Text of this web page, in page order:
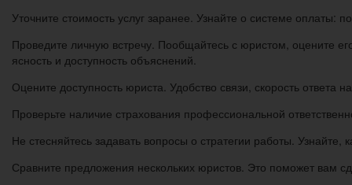
Уточните стоимость услуг заранее. Узнайте о системе оплаты:
Проведите личную встречу. Пообщайтесь с юристом, оцените
ясность и доступность объяснений.
Оцените доступность юриста. Удобство связи, скорость
Проверьте наличие страхования профессиональной
Не стесняйтесь задавать вопросы о стратегии работы.
Сравните предложения нескольких юристов. Это поможет вам